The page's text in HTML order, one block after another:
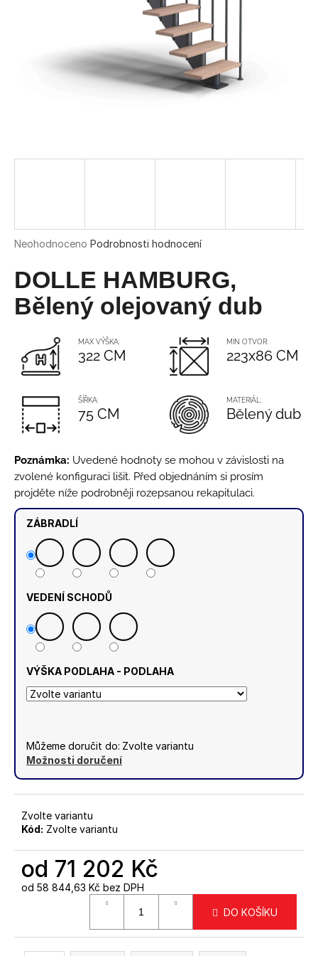
Průměrné
produktu
je
0,0
hvězdiček.
Neohodnoceno Podrobnosti hodnocení
DOLLE HAMBURG,
Bělený olejovaný dub
MAX VÝŠKA:
322 CM
MIN OTVOR:
223x86 CM
ŠÍŘKA:
75 CM
MATERIÁL:
Bělený dub
Poznámka: Uvedené hodnoty se mohou v závislosti na
zvolené konfiguraci lišit. Před objednáním si prosím
projděte níže podrobněji rozepsanou rekapitulaci.
ZÁBRADLÍ
VEDENÍ SCHODŮ
VÝŠKA PODLAHA - PODLAHA
Můžeme doručit do: Zvolte variantu
Možnosti doručení
Zvolte variantu
Kód: Zvolte variantu
od 71 202 Kč
od 58 844,63 Kč bez DPH
DO KOŠÍKU
D
o
o
r
u
e
PRO
VYSOKÉ
ZATÍŽENÍ
DO
BETONU
PRO
(ANRTACITOVÁ
KRYTKA)
4KS
285
Kč